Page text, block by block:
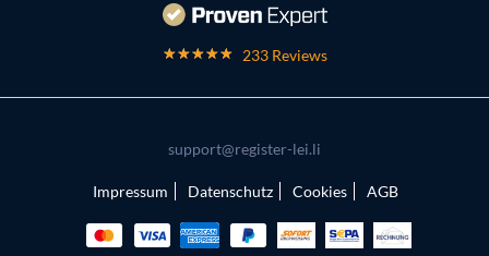
233 Reviews
support@register-lei.li
Impressum Datenschutz Cookies AGB